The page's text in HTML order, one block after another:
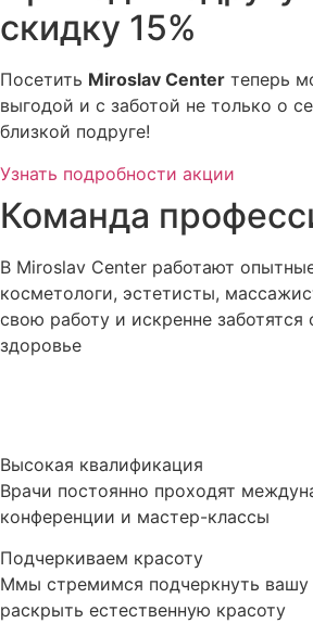
скидку 15%
Посетить Miroslav Сenter теперь
выгодой и с заботой не только о
близкой подруге!
Узнать подробности акции
Команда
В Miroslav Сenter работают
косметологи, эстетисты,
свою работу и искренне
здоровье
Высокая квалификация
Врачи постоянно проходят
конференции и мастер-классы
Подчеркиваем красоту
Ммы стремимся подчеркнуть вашу
раскрыть естественную красоту